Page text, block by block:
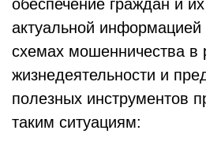
обеспечение граждан и
актуальной
схемах мошенничества в
жизнедеятельности и
полезных инструментов
таким ситуациям: